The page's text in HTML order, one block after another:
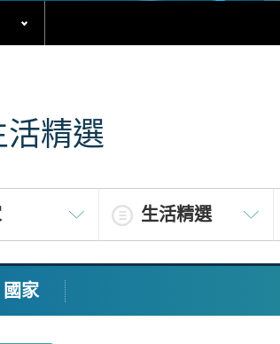
活精選
國家